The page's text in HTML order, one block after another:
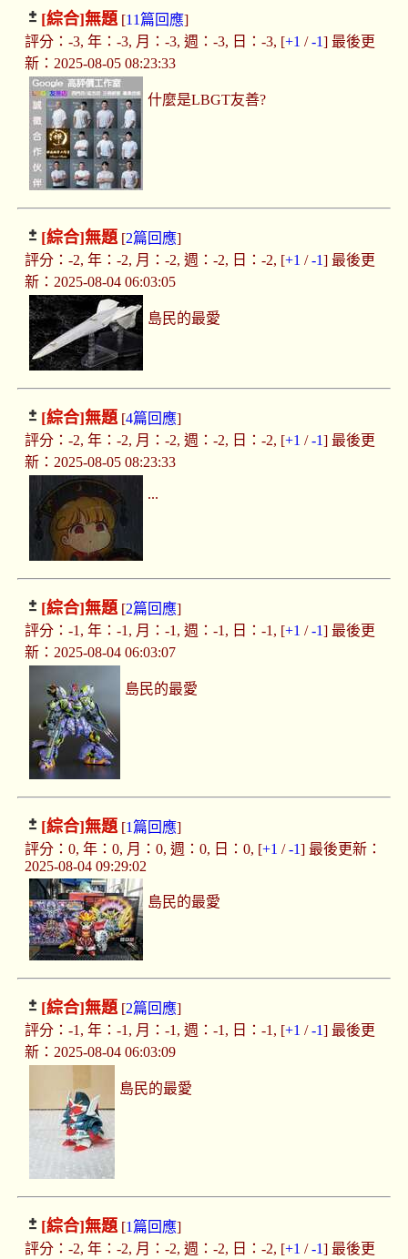
[綜合]無題[11篇回應]
評分：-3, 年：-3, 月：-3, 週：-3, 日：-3, [+1 /-1] 最後更
新：2025-08-05 08:23:33
什麼是LBGT友善?
[綜合]無題[2篇回應]
評分：-2, 年：-2, 月：-2, 週：-2, 日：-2, [+1 /-1] 最後更
新：2025-08-04 06:03:05
島民的最愛
[綜合]無題[4篇回應]
評分：-2, 年：-2, 月：-2, 週：-2, 日：-2, [+1 /-1] 最後更
新：2025-08-05 08:23:33
...
[綜合]無題[2篇回應]
評分：-1, 年：-1, 月：-1, 週：-1, 日：-1, [+1 /-1] 最後更
新：2025-08-04 06:03:07
島民的最愛
[綜合]無題[1篇回應]
評分：0, 年：0, 月：0, 週：0, 日：0, [+1 /-1] 最後更新：
2025-08-04 09:29:02
島民的最愛
[綜合]無題[2篇回應]
評分：-1, 年：-1, 月：-1, 週：-1, 日：-1, [+1 /-1] 最後更
新：2025-08-04 06:03:09
島民的最愛
[綜合]無題[1篇回應]
評分：-2, 年：-2, 月：-2, 週：-2, 日：-2, [+1 /-1] 最後更